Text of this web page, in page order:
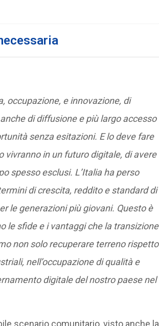
occupazione, e innovazione, di
di diffusione e più largo accesso
senza esitazioni. E lo deve fare
in un futuro digitale, di avere
spesso esclusi. L’Italia ha perso
di crescita, reddito e standard di
le generazioni più giovani. Questo è
le sfide e i vantaggi che la transizione
non solo recuperare terreno rispetto
nell’occupazione di qualità e
digitale del nostro paese nel
scenario comunitario, visto anche la